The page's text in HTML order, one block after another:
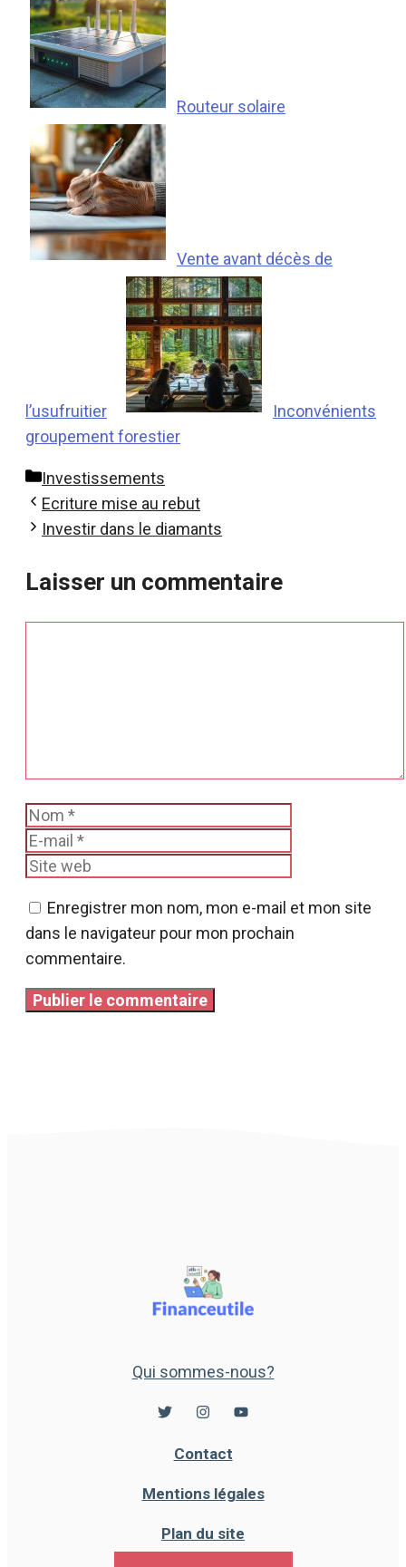
Routeur solaire
Vente avant décès de
l’usufruitier
Inconvénients
groupement forestier
Catégories
Investissements
Ecriture mise au rebut
Investir dans le diamants
Laisser un commentaire
Nom
Enregistrer mon nom, mon e-mail et mon site
dans le navigateur pour mon prochain
commentaire.
Qui sommes-nous?
Contact
Mentions légales
Plan du site